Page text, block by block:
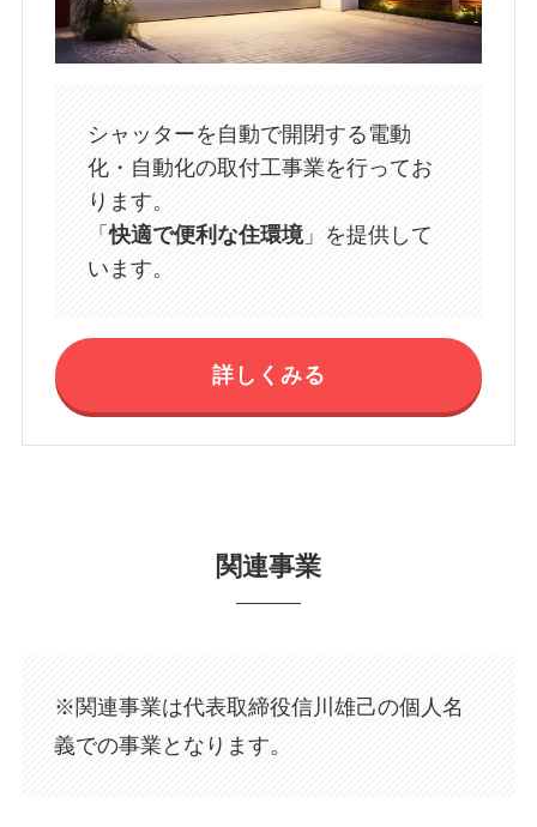
シャッターを自動で開閉する電動
化・自動化の取付工事業を行ってお
ります。
「快適で便利な住環境」を提供して
います。
詳しくみる
関連事業
※関連事業は代表取締役信川雄己の個人名
義での事業となります。